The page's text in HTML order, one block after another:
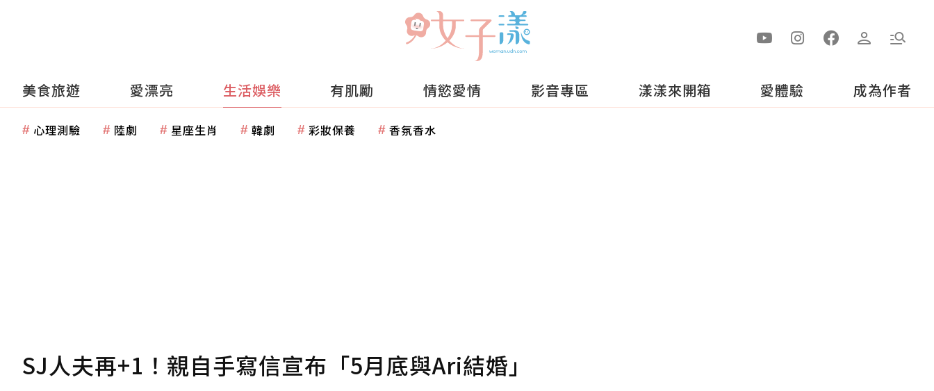
美食旅遊 愛漂亮 生活娛樂 有肌勵 情慾愛情 影音專區 漾漾來開箱 愛體驗 成為作者
心理測驗 陸劇 星座生肖 韓劇 彩妝保養 香氛香水
SJ人夫再+1！親自手寫信宣布「5月底與Ari結婚」